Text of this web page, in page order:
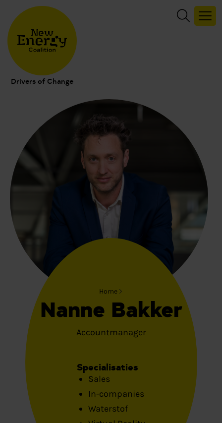
Drivers of Change
Home
Nanne Bakker
Accountmanager
Specialisaties
Sales
In-companies
Waterstof